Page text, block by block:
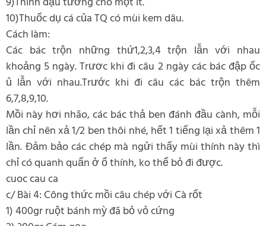
10)Thuốc dụ cá của TQ có mùi kem dâu.
Cách làm:
Các bác trộn những thứ1,2,3,4 trộn lẫn với nhau
khoảng 5 ngày. Trươc khi đi câu 2 ngày các bác đập ốc
ủ lẫn với nhau.Trước khi đi câu các bác trộn thêm
6,7,8,9,10.
Mồi này hơi nhão, các bác thả ben đánh đầu cành, mỗi
lần chỉ nên xả 1/2 ben thôi nhé, hết 1 tiếng lại xả thêm 1
lần. Đảm bảo các chép mà ngửi thấy mùi thính này thì
chỉ có quanh quẩn ở ổ thính, ko thể bỏ đi được.
cuoc cau ca
c/ Bài 4: Công thức mồi câu chép với Cà rốt
1) 400gr ruột bánh mỳ đã bỏ vỏ cứng